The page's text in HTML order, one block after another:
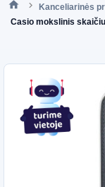
Kanceliarinės
Casio mokslinis